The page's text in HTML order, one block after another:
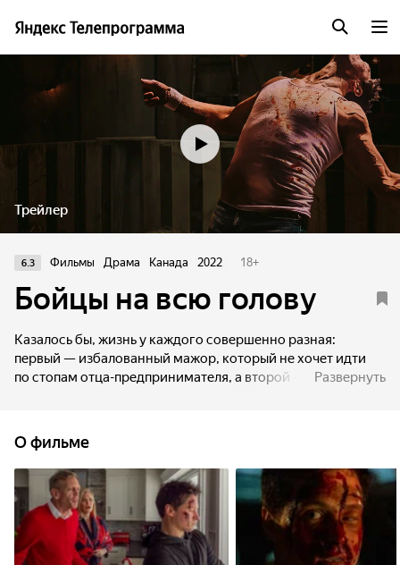
Трейлер
6.3 Фильмы Драма Канада 2022 18+
Бойцы на всю голову
Казалось бы, жизнь у каждого совершенно разная:
первый — избалованный мажор, который не хочет идти
по стопам отца-предпринимателя, а второй — из бедной
одно общее — нежелание мириться с обстоятельствами.
Именно это приводит их на ринг, где кулаками можно
решить, на что ты способен.
Развернуть
О фильме